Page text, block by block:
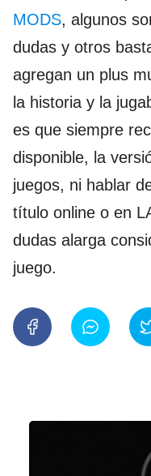
MODS, algunos
dudas y otros
agregan un plus
la historia y la
es que siempre
disponible, la
juegos, ni hablar
título online o en
dudas alarga
juego.